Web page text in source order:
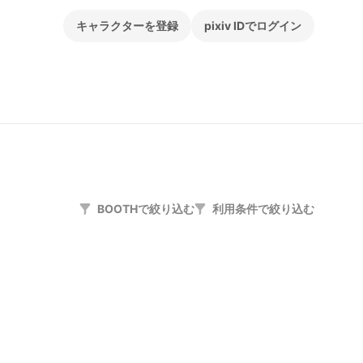
キャラクターを登録 pixiv IDでログイン
BOOTHで絞り込む 利用条件で絞り込む